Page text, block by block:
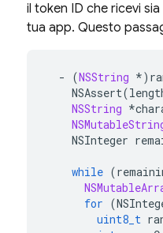
il token ID che ricevi
tua app. Questo
- (NSString *)
NSAssert(
NSString *
NSInteger
while (
for (
uint8_t